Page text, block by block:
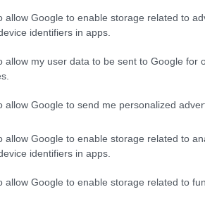
allow Google to enable storage related to
identifiers in apps.
allow my user data to be sent to Google for
allow Google to send me personalized
allow Google to enable storage related to
identifiers in apps.
allow Google to enable storage related to
sembrano destare
accertamenti. Nel frattempo, la
sulla dinamica del sinistro e
Chi non si è mai trovato in
non è vero?
sulla viabilità
i vigili del fuoco e il
sicurezza i veicoli coinvolti e